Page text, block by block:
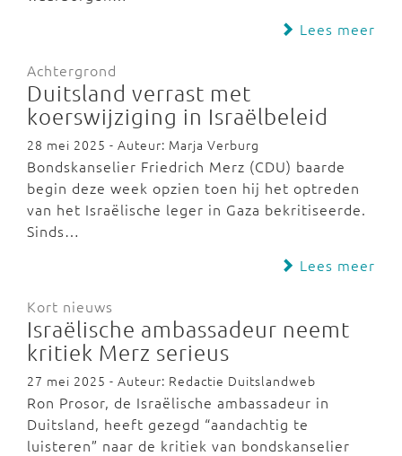
Lees meer
Achtergrond
Duitsland verrast met
koerswijziging in Israëlbeleid
28 mei 2025 - Auteur: Marja Verburg
Bondskanselier Friedrich Merz (CDU) baarde
begin deze week opzien toen hij het optreden
van het Israëlische leger in Gaza bekritiseerde.
Sinds…
Lees meer
Kort nieuws
Israëlische ambassadeur neemt
kritiek Merz serieus
27 mei 2025 - Auteur: Redactie Duitslandweb
Ron Prosor, de Israëlische ambassadeur in
Duitsland, heeft gezegd “aandachtig te
luisteren” naar de kritiek van bondskanselier